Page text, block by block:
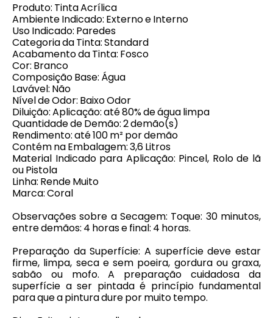
Produto: Tinta Acrílica
Ambiente Indicado: Externo e Interno
Uso Indicado: Paredes
Categoria da Tinta: Standard
Acabamento da Tinta: Fosco
Cor: Branco
Composição Base: Água
Lavável: Não
Nível de Odor: Baixo Odor
Diluição: Aplicação: até 80% de água limpa
Quantidade de Demão: 2 demão(s)
Rendimento: até 100 m² por demão
Contém na Embalagem: 3,6 Litros
Material Indicado para Aplicação: Pincel, Rolo de lã
ou Pistola
Linha: Rende Muito
Marca: Coral
Observações sobre a Secagem: Toque: 30 minutos,
entre demãos: 4 horas e final: 4 horas.
Preparação da Superfície: A superfície deve estar
firme, limpa, seca e sem poeira, gordura ou graxa,
sabão ou mofo. A preparação cuidadosa da
superfície a ser pintada é princípio fundamental
para que a pintura dure por muito tempo.